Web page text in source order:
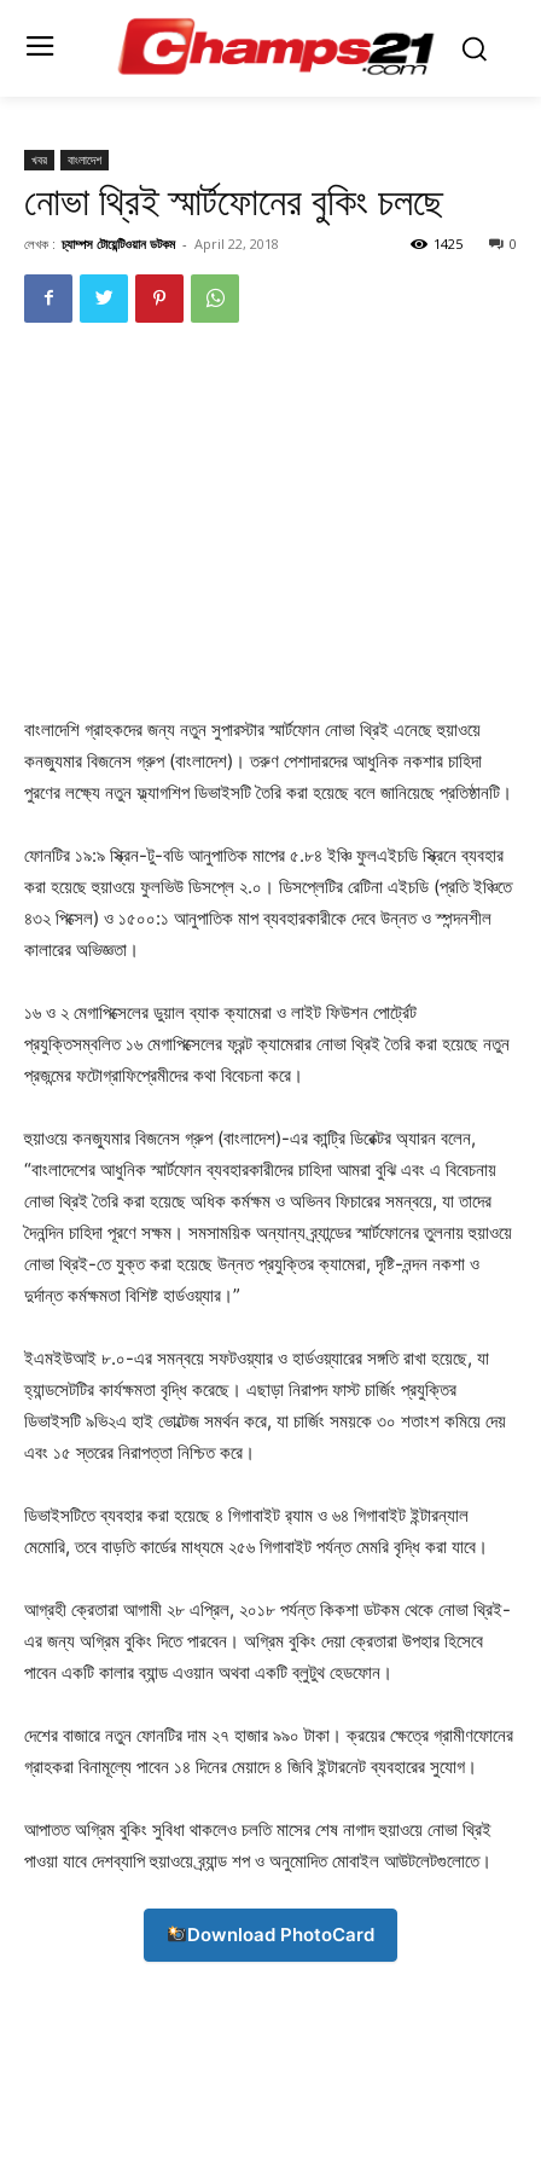
খবর বাংলাদেশ
নোভা থ্রিই স্মার্টফোনের বুকিং চলছে
লেখক : চ্যাম্পস টোয়েন্টিওয়ান ডটকম - April 22, 2018 0
1425
বাংলাদেশি গ্রাহকদের জন্য নতুন সুপারস্টার স্মার্টফোন নোভা থ্রিই এনেছে হুয়াওয়ে
কনজ্যুমার বিজনেস গ্রুপ (বাংলাদেশ)। তরুণ পেশাদারদের আধুনিক নকশার চাহিদা
পুরণের লক্ষ্যে নতুন ফ্ল্যাগশিপ ডিভাইসটি তৈরি করা হয়েছে বলে জানিয়েছে প্রতিষ্ঠানটি।
ফোনটির ১৯:৯ স্ক্রিন-টু-বডি আনুপাতিক মাপের ৫.৮৪ ইঞ্চি ফুলএইচডি স্ক্রিনে ব্যবহার
করা হয়েছে হুয়াওয়ে ফুলভিউ ডিসপ্লে ২.০। ডিসপ্লেটির রেটিনা এইচডি (প্রতি ইঞ্চিতে
৪৩২ পিক্সেল) ও ১৫০০:১ আনুপাতিক মাপ ব্যবহারকারীকে দেবে উন্নত ও স্পন্দনশীল
কালারের অভিজ্ঞতা।
১৬ ও ২ মেগাপিক্সেলের ডুয়াল ব্যাক ক্যামেরা ও লাইট ফিউশন পোর্ট্রেট
প্রযুক্তিসম্বলিত ১৬ মেগাপিক্সেলের ফ্রন্ট ক্যামেরার নোভা থ্রিই তৈরি করা হয়েছে নতুন
প্রজন্মের ফটোগ্রাফিপ্রেমীদের কথা বিবেচনা করে।
হুয়াওয়ে কনজ্যুমার বিজনেস গ্রুপ (বাংলাদেশ)-এর কান্ট্রি ডিরেক্টর অ্যারন বলেন,
“বাংলাদেশের আধুনিক স্মার্টফোন ব্যবহারকারীদের চাহিদা আমরা বুঝি এবং এ বিবেচনায়
নোভা থ্রিই তৈরি করা হয়েছে অধিক কর্মক্ষম ও অভিনব ফিচারের সমন্বয়ে, যা তাদের
দৈনন্দিন চাহিদা পূরণে সক্ষম। সমসাময়িক অন্যান্য ব্র্যান্ডের স্মার্টফোনের তুলনায় হুয়াওয়ে
নোভা থ্রিই-তে যুক্ত করা হয়েছে উন্নত প্রযুক্তির ক্যামেরা, দৃষ্টি-নন্দন নকশা ও
দুর্দান্ত কর্মক্ষমতা বিশিষ্ট হার্ডওয়্যার।”
ইএমইউআই ৮.০-এর সমন্বয়ে সফটওয়্যার ও হার্ডওয়্যারের সঙ্গতি রাখা হয়েছে, যা
হ্যান্ডসেটটির কার্যক্ষমতা বৃদ্ধি করেছে। এছাড়া নিরাপদ ফাস্ট চার্জিং প্রযুক্তির
ডিভাইসটি ৯ভি২এ হাই ভোল্টেজ সমর্থন করে, যা চার্জিং সময়কে ৩০ শতাংশ কমিয়ে দেয়
এবং ১৫ স্তরের নিরাপত্তা নিশ্চিত করে।
ডিভাইসটিতে ব্যবহার করা হয়েছে ৪ গিগাবাইট র‍্যাম ও ৬৪ গিগাবাইট ইন্টারন্যাল
মেমোরি, তবে বাড়তি কার্ডের মাধ্যমে ২৫৬ গিগাবাইট পর্যন্ত মেমরি বৃদ্ধি করা যাবে।
আগ্রহী ক্রেতারা আগামী ২৮ এপ্রিল, ২০১৮ পর্যন্ত কিকশা ডটকম থেকে নোভা থ্রিই-
এর জন্য অগ্রিম বুকিং দিতে পারবেন। অগ্রিম বুকিং দেয়া ক্রেতারা উপহার হিসেবে
পাবেন একটি কালার ব্যান্ড এওয়ান অথবা একটি ব্লুটুথ হেডফোন।
দেশের বাজারে নতুন ফোনটির দাম ২৭ হাজার ৯৯০ টাকা। ক্রয়ের ক্ষেত্রে গ্রামীণফোনের
গ্রাহকরা বিনামূল্যে পাবেন ১৪ দিনের মেয়াদে ৪ জিবি ইন্টারনেট ব্যবহারের সুযোগ।
আপাতত অগ্রিম বুকিং সুবিধা থাকলেও চলতি মাসের শেষ নাগাদ হুয়াওয়ে নোভা থ্রিই
পাওয়া যাবে দেশব্যাপি হুয়াওয়ে ব্র্যান্ড শপ ও অনুমোদিত মোবাইল আউটলেটগুলোতে।
Download PhotoCard